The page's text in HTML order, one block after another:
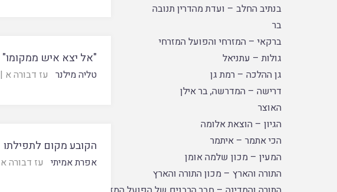
בנתיב החלב – ועדת מהדרין תנובה
בר
ברקאי – המזרחי והפועל המזרחי
גולות – עתניאל
גן ההלכה – רמת גן
דרישה – המדרשה, בר אילן
האוצר
הגיון – הוצאת אלומה
הכי אתמר – איתמר
המעין – מכון שלמה אומן
התורה והארץ – מכון התורה והארץ
"אל יצא איש ממקומו"
טליה מילנר עז דבורה א |
הקובע מקום לתפילתו
אפרת אמיתי עז דבורה א